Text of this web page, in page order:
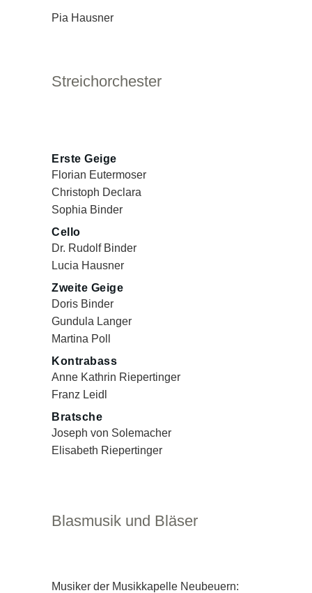
Pia Hausner
Streichorchester
Erste Geige
Florian Eutermoser
Christoph Declara
Sophia Binder
Cello
Dr. Rudolf Binder
Lucia Hausner
Zweite Geige
Doris Binder
Gundula Langer
Martina Poll
Kontrabass
Anne Kathrin Riepertinger
Franz Leidl
Bratsche
Joseph von Solemacher
Elisabeth Riepertinger
Blasmusik und Bläser
Musiker der Musikkapelle Neubeuern: